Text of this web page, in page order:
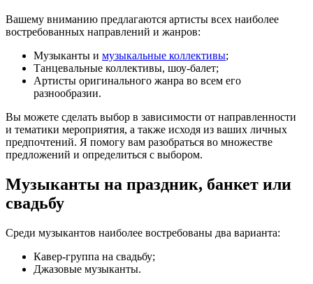
Вашему вниманию предлагаются артисты всех наиболее
востребованных направлений и жанров:
Музыканты и музыкальные коллективы;
Танцевальные коллективы, шоу-балет;
Артисты оригинального жанра во всем его
разнообразии.
Вы можете сделать выбор в зависимости от направленности
и тематики мероприятия, а также исходя из ваших личных
предпочтений. Я помогу вам разобраться во множестве
предложений и определиться с выбором.
Музыканты на праздник, банкет или
свадьбу
Среди музыкантов наиболее востребованы два варианта:
Кавер-группа на свадьбу;
Джазовые музыканты.